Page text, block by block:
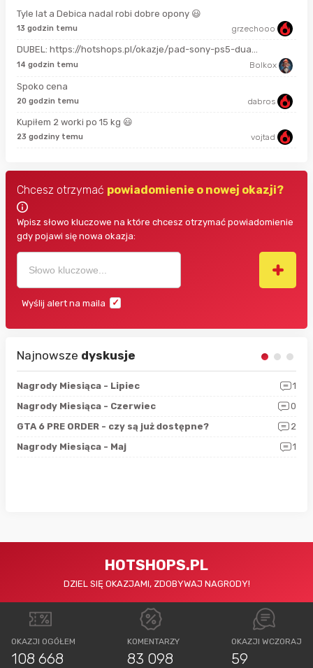
Tyle lat a Debica nadal robi dobre opony 😃
13 godzin temu grzechooo
DUBEL: https://hotshops.pl/okazje/pad-sony-ps5-dua...
14 godzin temu Bolkox
Spoko cena
20 godzin temu dabros
Kupiłem 2 worki po 15 kg 😃
23 godziny temu vojtad
Chcesz otrzymać powiadomienie o nowej okazji?
Wpisz słowo kluczowe na które chcesz otrzymać powiadomienie
gdy pojawi się nowa okazja:
Wyślij alert na maila
Najnowsze dyskusje
Nagrody Miesiąca - Lipiec
1
Nagrody Miesiąca - Czerwiec
0
GTA 6 PRE ORDER - czy są już dostępne?
2
Nagrody Miesiąca - Maj
1
HOTSHOPS.PL
DZIEL SIĘ OKAZJAMI, ZDOBYWAJ NAGRODY!
OKAZJI OGÓŁEM
108 668
KOMENTARZY
83 098
OKAZJI WCZORAJ
59